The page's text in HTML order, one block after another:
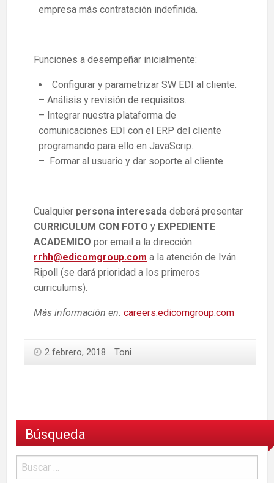
empresa más contratación indefinida.
Funciones a desempeñar inicialmente:
Configurar y parametrizar SW EDI al cliente.
– Análisis y revisión de requisitos.
– Integrar nuestra plataforma de
comunicaciones EDI con el ERP del cliente
programando para ello en JavaScrip.
– Formar al usuario y dar soporte al cliente.
Cualquier persona interesada deberá presentar
CURRICULUM CON FOTO y EXPEDIENTE
ACADEMICO por email a la dirección
rrhh@edicomgroup.com a la atención de Iván
Ripoll (se dará prioridad a los primeros
curriculums).
Más información en: careers.edicomgroup.com
2 febrero, 2018 Toni
Búsqueda